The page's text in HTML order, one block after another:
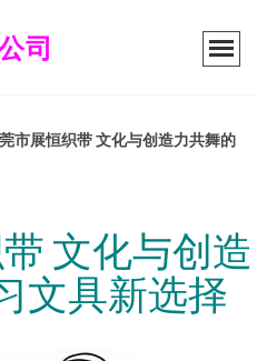
司
市展恒织带 文化与创造力共舞的
文化与创造
文具新选择